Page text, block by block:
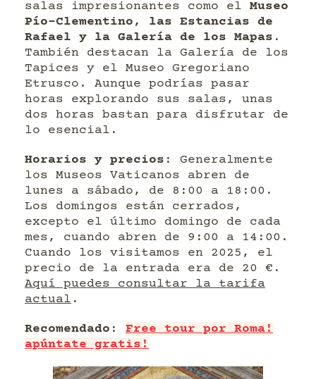
salas impresionantes como el Museo
Pío-Clementino, las Estancias de
Rafael y la Galería de los Mapas .
También destacan la Galería de los
Tapices y el Museo Gregoriano
Etrusco. Aunque podrías pasar
horas explorando sus salas, unas
dos horas bastan para disfrutar de
lo esencial.
Horarios y precios : Generalmente
los Museos Vaticanos abren de
lunes a sábado, de 8:00 a 18:00.
Los domingos están cerrados,
excepto el último domingo de cada
mes, cuando abren de 9:00 a 14:00.
Cuando los visitamos en 2025, el
precio de la entrada era de 20 €.
Aquí puedes consultar la tarifa
actual .
Recomendado : Free tour por Roma!
apúntate gratis!